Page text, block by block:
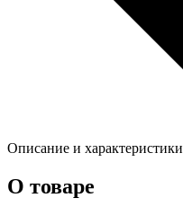
Описание и характеристики
О товаре